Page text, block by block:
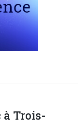
à Trois-